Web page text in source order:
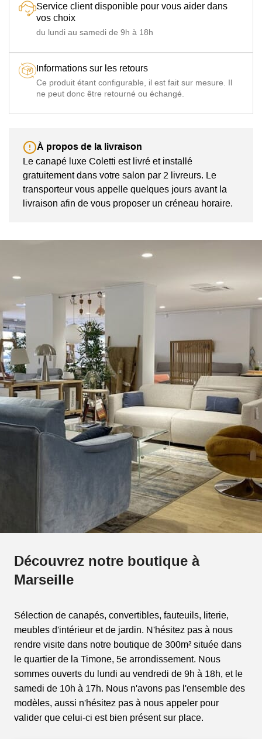
Service client disponible pour vous aider dans
vos choix
du lundi au samedi de 9h à 18h
Informations sur les retours
Ce produit étant configurable, il est fait sur mesure. Il
ne peut donc être retourné ou échangé.
À propos de la livraison
Le canapé luxe Coletti est livré et installé
gratuitement dans votre salon par 2 livreurs. Le
transporteur vous appelle quelques jours avant la
livraison afin de vous proposer un créneau horaire.
Découvrez notre boutique à
Marseille
Sélection de canapés, convertibles, fauteuils, literie,
meubles d'intérieur et de jardin. N'hésitez pas à nous
rendre visite dans notre boutique de 300m² située dans
le quartier de la Timone, 5e arrondissement. Nous
sommes ouverts du lundi au vendredi de 9h à 18h, et le
samedi de 10h à 17h. Nous n'avons pas l'ensemble des
modèles, aussi n'hésitez pas à nous appeler pour
valider que celui-ci est bien présent sur place.